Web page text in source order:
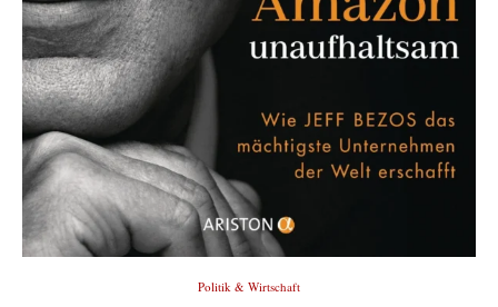
Politik & Wirtschaft